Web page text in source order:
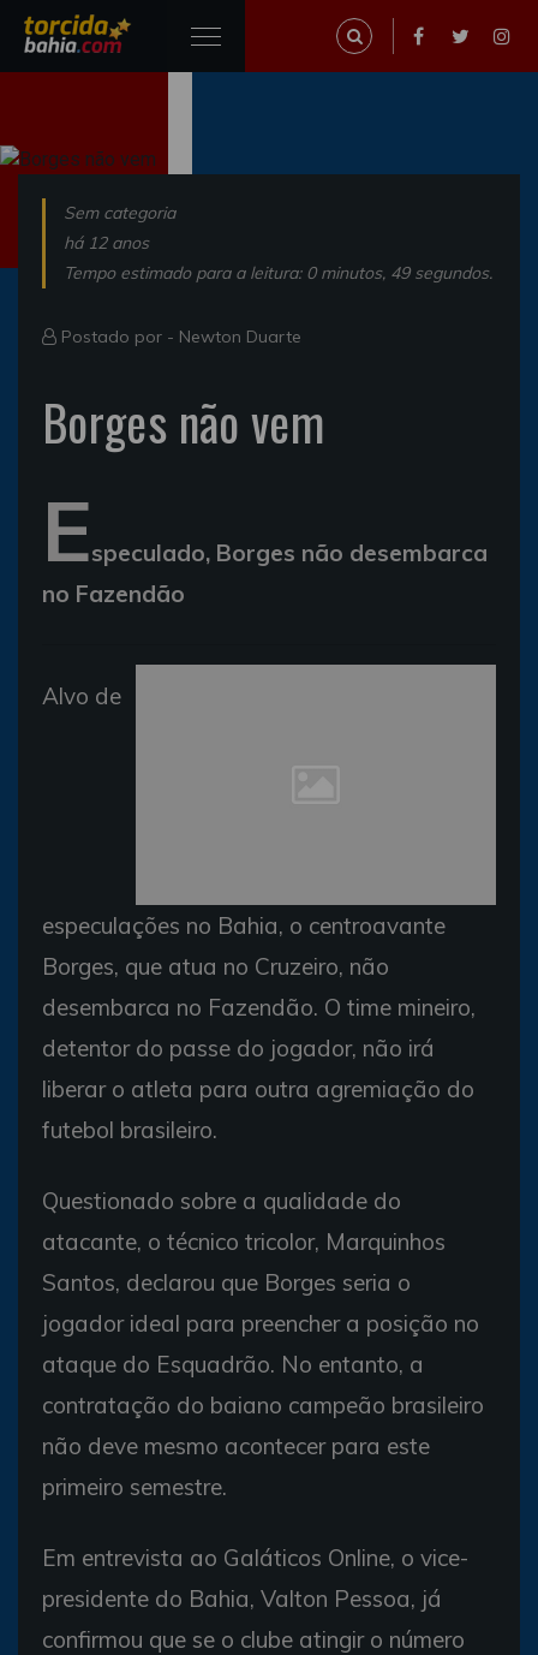
Sem categoria
há 12 anos
Tempo estimado para a leitura: 0 minutos, 49 segundos.
Postado por - Newton Duarte
Borges não vem
Especulado, Borges não desembarca
no Fazendão
Alvo de
especulações no Bahia, o centroavante
Borges, que atua no Cruzeiro, não
desembarca no Fazendão. O time mineiro,
detentor do passe do jogador, não irá
liberar o atleta para outra agremiação do
futebol brasileiro.
Questionado sobre a qualidade do
atacante, o técnico tricolor, Marquinhos
Santos, declarou que Borges seria o
jogador ideal para preencher a posição no
ataque do Esquadrão. No entanto, a
contratação do baiano campeão brasileiro
não deve mesmo acontecer para este
primeiro semestre.
Em entrevista ao Galáticos Online, o vice-
presidente do Bahia, Valton Pessoa, já
confirmou que se o clube atingir o número